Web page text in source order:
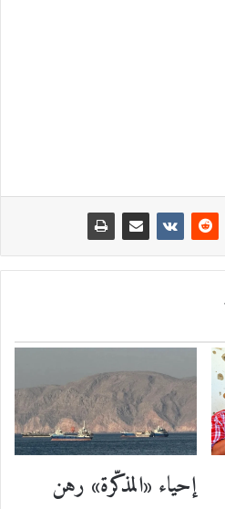
إحياء «المذكّرة» رهن